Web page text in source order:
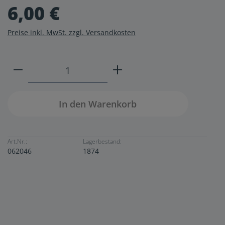
6,00 €
Preise inkl. MwSt. zzgl. Versandkosten
Produkt Anzahl: Gib den
In den Warenkorb
Art.Nr.:
062046
Lagerbestand:
1874